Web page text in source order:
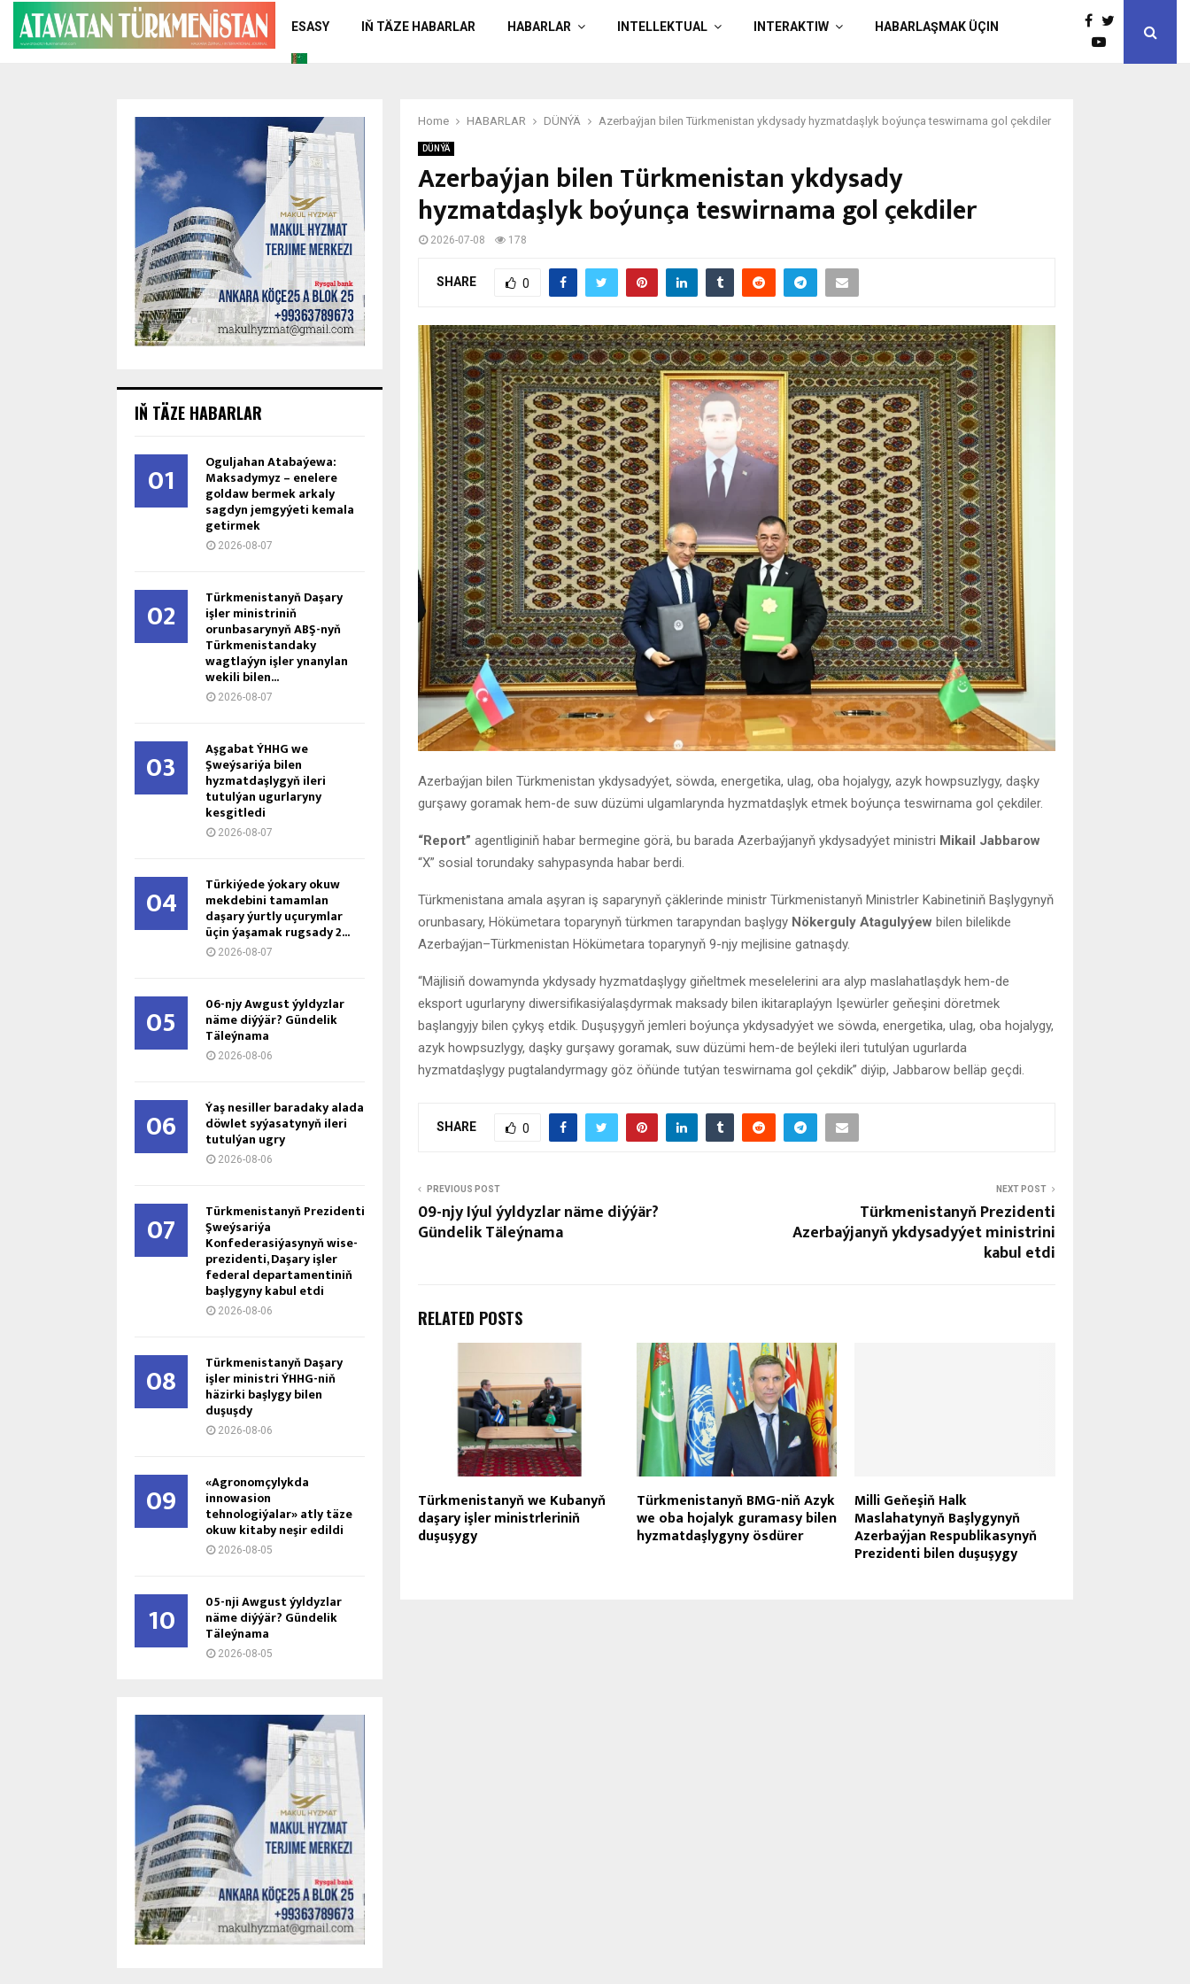
ESASY IŇ TÄZE HABARLAR HABARLAR INTELLEKTUAL INTERAKTIW HABARLAŞMAK ÜÇIN
Home HABARLAR DÜNÝÄ Azerbaýjan bilen Türkmenistan ykdysady hyzmatdaşlyk boýunça teswirnama gol çekdiler
DÜNÝÄ
Azerbaýjan bilen Türkmenistan ykdysady
hyzmatdaşlyk boýunça teswirnama gol çekdiler
2026-07-08 178
SHARE 0
Azerbaýjan bilen Türkmenistan ykdysadyýet, söwda, energetika, ulag, oba hojalygy, azyk howpsuzlygy, daşky
gurşawy goramak hem-de suw düzümi ulgamlarynda hyzmatdaşlyk etmek boýunça teswirnama gol çekdiler.
“Report” agentliginiň habar bermegine görä, bu barada Azerbaýjanyň ykdysadyýet ministri Mikail Jabbarow
“X” sosial torundaky sahypasynda habar berdi.
Türkmenistana amala aşyran iş saparynyň çäklerinde ministr Türkmenistanyň Ministrler Kabinetiniň Başlygynyň
orunbasary, Hökümetara toparynyň türkmen tarapyndan başlygy Nökerguly Atagulyýew bilen bilelikde
Azerbaýjan–Türkmenistan Hökümetara toparynyň 9-njy mejlisine gatnaşdy.
“Mäjlisiň dowamynda ykdysady hyzmatdaşlygy giňeltmek meselelerini ara alyp maslahatlaşdyk hem-de
eksport ugurlaryny diwersifikasiýalaşdyrmak maksady bilen ikitaraplaýyn Işewürler geňeşini döretmek
başlangyjy bilen çykyş etdik. Duşuşygyň jemleri boýunça ykdysadyýet we söwda, energetika, ulag, oba hojalygy,
azyk howpsuzlygy, daşky gurşawy goramak, suw düzümi hem-de beýleki ileri tutulýan ugurlarda
hyzmatdaşlygy pugtalandyrmagy göz öňünde tutýan teswirnama gol çekdik” diýip, Jabbarow belläp geçdi.
SHARE 0
PREVIOUS POST
09-njy Iýul ýyldyzlar näme diýýär?
Gündelik Täleýnama
NEXT POST
Türkmenistanyň Prezidenti
Azerbaýjanyň ykdysadyýet ministrini
kabul etdi
RELATED POSTS
Türkmenistanyň we Kubanyň
daşary işler ministrleriniň
duşuşygy
Türkmenistanyň BMG-niň Azyk
we oba hojalyk guramasy bilen
hyzmatdaşlygyny ösdürer
Milli Geňeşiň Halk
Maslahatynyň Başlygynyň
Azerbaýjan Respublikasynyň
Prezidenti bilen duşuşygy
IŇ TÄZE HABARLAR
01 Oguljahan Atabaýewa:
Maksadymyz – enelere
goldaw bermek arkaly
sagdyn jemgyýeti kemala
getirmek
2026-08-07
02 Türkmenistanyň Daşary
işler ministriniň
orunbasarynyň ABŞ-nyň
Türkmenistandaky
wagtlaýyn işler ynanylan
wekili bilen...
2026-08-07
03 Aşgabat ÝHHG we
Şweýsariýa bilen
hyzmatdaşlygyň ileri
tutulýan ugurlaryny
kesgitledi
2026-08-07
04 Türkiýede ýokary okuw
mekdebini tamamlan
daşary ýurtly uçurymlar
üçin ýaşamak rugsady 2...
2026-08-07
05 06-njy Awgust ýyldyzlar
näme diýýär? Gündelik
Täleýnama
2026-08-06
06 Ýaş ne­sil­ler ba­ra­da­ky ala­da
döw­let sy­ýa­sa­ty­nyň ile­ri
tu­tul­ýan ug­ry
2026-08-06
07 Türkmenistanyň Prezidenti
Şweýsariýa
Konfederasiýasynyň wise-
prezidenti, Daşary işler
federal departamentiniň
başlygyny kabul etdi
2026-08-06
08 Türkmenistanyň Daşary
işler ministri ÝHHG-niň
häzirki başlygy bilen
duşuşdy
2026-08-06
09 «Agronomçylykda
innowasion
tehnologiýalar» atly täze
okuw kitaby neşir edildi
2026-08-05
10 05-nji Awgust ýyldyzlar
näme diýýär? Gündelik
Täleýnama
2026-08-05